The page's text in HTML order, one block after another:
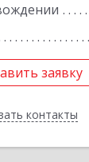
заявку
контакты
заявку
Назад